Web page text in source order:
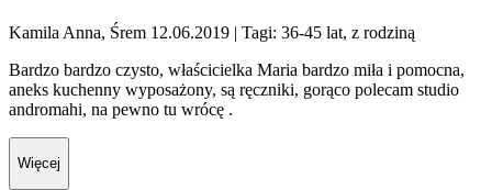
Kamila Anna, Śrem 12.06.2019 | Tagi: 36-45 lat, z rodziną
Bardzo bardzo czysto, właścicielka Maria bardzo miła i pomocna,
aneks kuchenny wyposażony, są ręczniki, gorąco polecam studio
andromahi, na pewno tu wrócę .
Więcej